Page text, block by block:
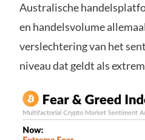
Australische
en handelsvolume
verslechtering van het
niveau dat geldt als